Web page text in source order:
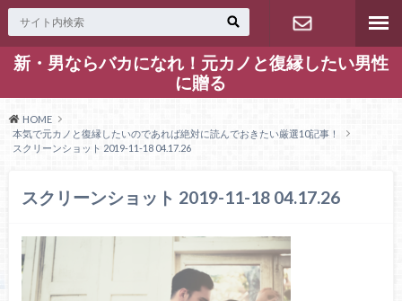
新・男ならバカになれ！元カノと復縁したい男性
に贈る
お問い合わ
HOME
本気で元カノと復縁したいのであれば絶対に読んでおきたい厳選10記事！
スクリーンショット 2019-11-18 04.17.26
スクリーンショット 2019-11-18 04.17.26